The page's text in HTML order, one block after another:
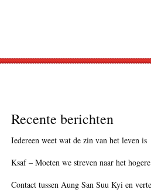
Recente berichten
Iedereen weet wat de zin van het leven is
Ksaf – Moeten we streven naar het
Contact tussen Aung San Suu Kyi en